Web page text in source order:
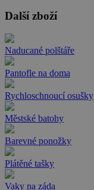
Další zboží
Naducané polštáře
Pantofle na doma
Rychloschnoucí osušky
Městské batohy
Barevné ponožky
Plátěné tašky
Vaky na záda